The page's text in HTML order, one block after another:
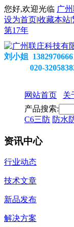
您好,欢迎光临 广
设为首页|收藏本站|
第17年
刘小姐
020-
网站首页 关
产品搜索:
C6三防 防水
资讯中心
行业动态
技术文章
新品发布
解决方案